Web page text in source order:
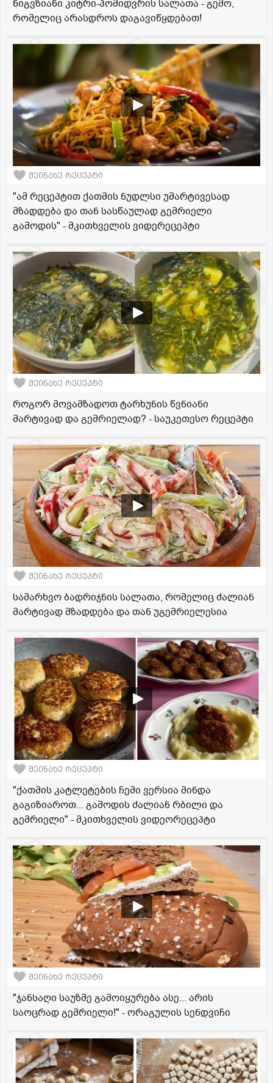
ნიგვზიანი კიტრი-პომიდვრის სალათა - გემო,
რომელიც არასდროს დაგავიწყდებათ!
შეინახე რეცეპტი
"ამ რეცეპტით ქათმის ნუდლსი უმარტივესად
მზადდება და თან სასწაულად გემრიელი
გამოდის" - მკითხველის ვიდერეცეპტი
შეინახე რეცეპტი
როგორ მოვამზადოთ ტარხუნის წვნიანი
მარტივად და გემრიელად? - საუკეთესო რეცეპტი
შეინახე რეცეპტი
სამარხვო ბადრიჯნის სალათა, რომელიც ძალიან
მარტივად მზადდება და თან უგემრიელესია
შეინახე რეცეპტი
"ქათმის კატლეტების ჩემი ვერსია მინდა
გაგიზიაროთ... გამოდის ძალიან რბილი და
გემრიელი" - მკითხველის ვიდეორეცეპტი
შეინახე რეცეპტი
"ჯანსაღი საუზმე გამოიყურება ასე... არის
საოცრად გემრიელი!" - ორაგულის სენდვიჩი